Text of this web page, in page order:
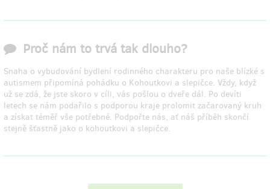
Proč nám to trvá tak dlouho?
Snaha o vybudování bydlení rodinného charakteru pro naše blízké s
autismem připomíná pohádku o Kohoutkovi a slepičce. Vždy, když
už se zdá, že jste skoro v cíli, vás pošlou o dveře dál. Po devíti
letech se nám podařilo s podporou kraje prolomit začarovaný kruh
a získat téměř vše potřebné. Podpořte nás, ať náš příběh skončí
stejně šťastně jako o kohoutkovi a slepičce.